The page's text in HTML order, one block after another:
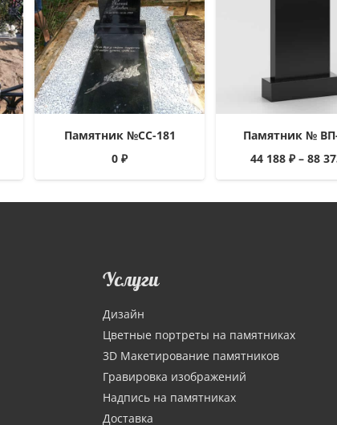
Памятник №СС-181
0₽
Памятник №
44 188 ₽– 88
Услуги
Дизайн
Цветные портреты на памятниках
3D Макетирование памятников
Гравировка изображений
Надпись на памятниках
Доставка